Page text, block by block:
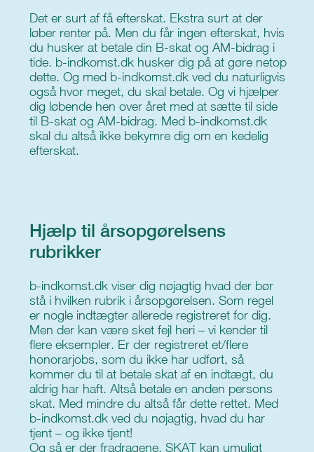
Det er surt af få efterskat. Ekstra surt at der
løber renter på. Men du får ingen efterskat, hvis
du husker at betale din B-skat og AM-bidrag i
tide. b-indkomst.dk husker dig på at gøre netop
dette. Og med b-indkomst.dk ved du naturligvis
også hvor meget, du skal betale. Og vi hjælper
dig løbende hen over året med at sætte til side
til B-skat og AM-bidrag. Med b-indkomst.dk
skal du altså ikke bekymre dig om en kedelig
efterskat.
Hjælp til årsopgørelsens
rubrikker
b-indkomst.dk viser dig nøjagtig hvad der bør
stå i hvilken rubrik i årsopgørelsen. Som regel
er nogle indtægter allerede registreret for dig.
Men der kan være sket fejl heri – vi kender til
flere eksempler. Er der registreret et/flere
honorarjobs, som du ikke har udført, så
kommer du til at betale skat af en indtægt, du
aldrig har haft. Altså betale en anden persons
skat. Med mindre du altså får dette rettet. Med
b-indkomst.dk ved du nøjagtig, hvad du har
tjent – og ikke tjent!
Og så er der fradragene. SKAT kan umuligt